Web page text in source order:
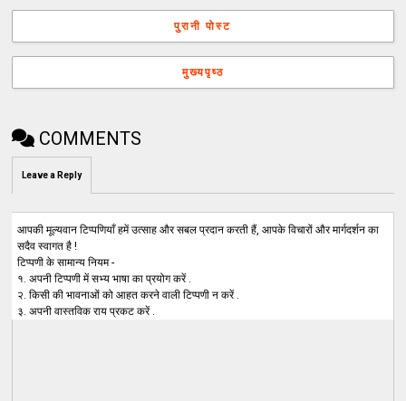
पुरानी पोस्ट
मुख्यपृष्ठ
COMMENTS
Leave a Reply
आपकी मूल्यवान टिप्पणियाँ हमें उत्साह और सबल प्रदान करती हैं, आपके विचारों और मार्गदर्शन का
सदैव स्वागत है !
टिप्पणी के सामान्य नियम -
१. अपनी टिप्पणी में सभ्य भाषा का प्रयोग करें .
२. किसी की भावनाओं को आहत करने वाली टिप्पणी न करें .
३. अपनी वास्तविक राय प्रकट करें .